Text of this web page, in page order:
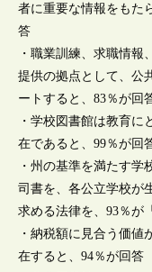
者に重要な情報をもた
答
・職業訓練、求職情報
提供の拠点として、公
ートすると、83％が回
・学校図書館は教育に
在であると、99％が回
・州の基準を満たす学
司書を、各公立学校が
求める法律を、93％が
・納税額に見合う価値
在すると、94％が回答